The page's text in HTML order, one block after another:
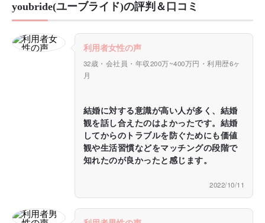
youbride(ユーブライド)の評判＆口コミ
利用者女性の声
32歳・会社員・年収200万~400万円・利用歴6ヶ
月
結婚に対する意識が高い人が多く、結婚
観を話し合えたのはよかったです。結婚
してからのトラブルを防ぐためにも価値
観や生活習慣などをマッチングの段階で
知れたのが良かったと感じます。
2022/10/11